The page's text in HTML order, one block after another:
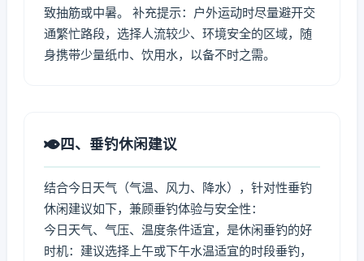
致抽筋或中暑。 补充提示：户外运动时尽量避开交
通繁忙路段，选择人流较少、环境安全的区域，随
身携带少量纸巾、饮用水，以备不时之需。
四、垂钓休闲建议
结合今日天气（气温、风力、降水），针对性垂钓
休闲建议如下，兼顾垂钓体验与安全性：
今日天气、气压、温度条件适宜，是休闲垂钓的好
时机：建议选择上午或下午水温适宜的时段垂钓，